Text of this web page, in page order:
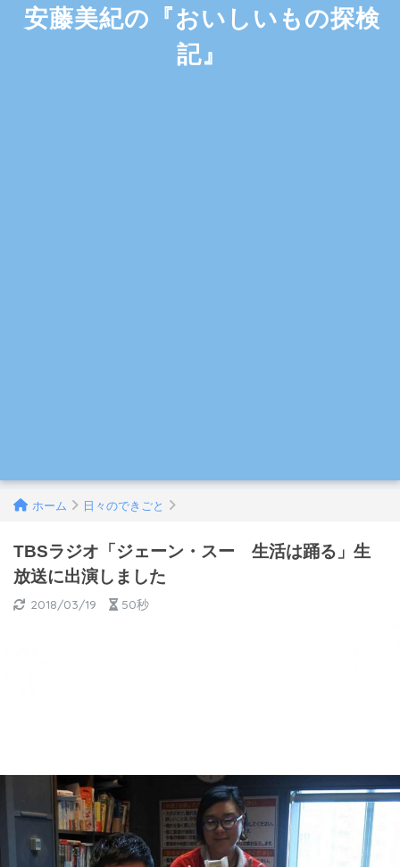
安藤美紀の『おいしいもの探検
記』
ホーム 日々のできごと
TBSラジオ「ジェーン・スー 生活は踊る」生
放送に出演しました
2018/03/19 50秒